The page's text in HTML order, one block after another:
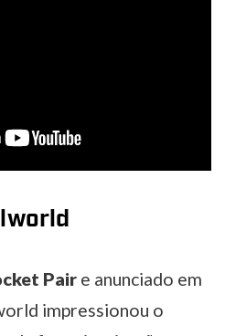
Pair e anunciado em
impressionou o